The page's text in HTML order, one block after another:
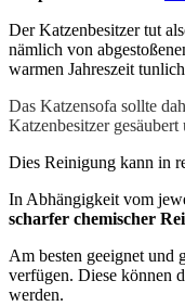
Der Katzenbesitzer tut
nämlich von
warmen Jahreszeit
Das Katzensofa sollte
Katzenbesitzer
Dies Reinigung kann in
In Abhängigkeit vom
scharfer chemischer
Am besten geeignet und
verfügen. Diese können
werden.